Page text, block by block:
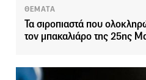
ΘΕΜΑΤΑ
Τα σιροπιαστά που
τον μπακαλιάρο της 25ης